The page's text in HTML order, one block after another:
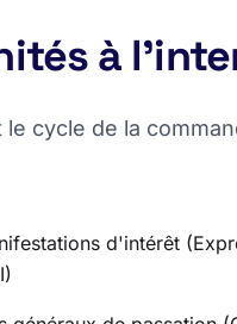
à
cycle de la
d'intérêt